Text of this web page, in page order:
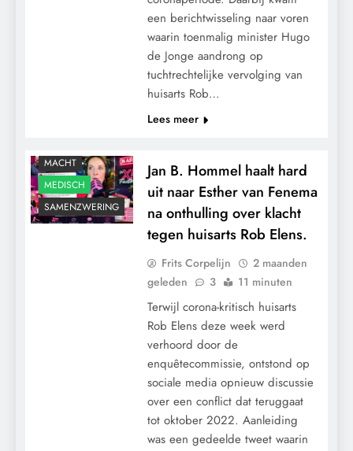
een berichtwisseling naar voren
waarin toenmalig minister Hugo
de Jonge aandrong op
tuchtrechtelijke vervolging van
huisarts Rob…
Lees meer
MACHT
MEDISCH
SAMENZWERING
Jan B. Hommel haalt hard
uit naar Esther van Fenema
na onthulling over klacht
tegen huisarts Rob Elens.
Frits Corpelijn
2 maanden
geleden
3 11 minuten
Terwijl corona-kritisch huisarts
Rob Elens deze week werd
verhoord door de
enquêtecommissie, ontstond op
sociale media opnieuw discussie
over een conflict dat teruggaat
tot oktober 2022. Aanleiding
was een gedeelde tweet waarin